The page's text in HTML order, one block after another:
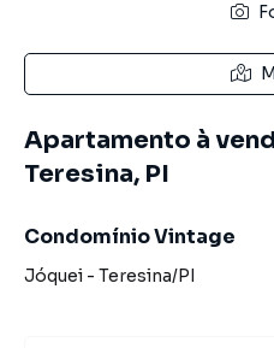
Apartamento à
Teresina, PI
Condomínio Vintage
Jóquei - Teresina/PI